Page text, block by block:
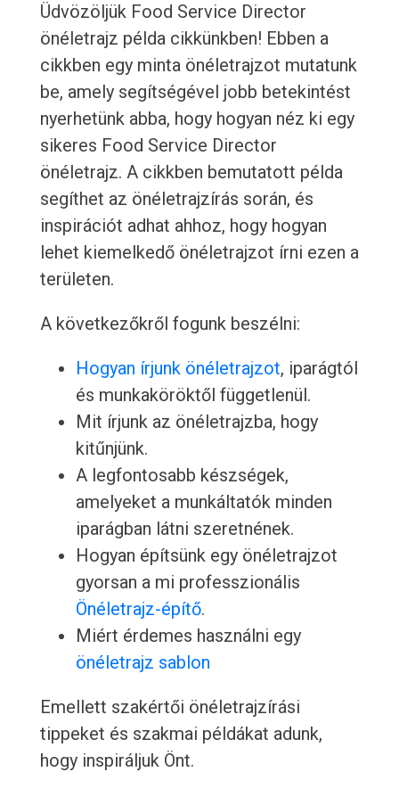
Üdvözöljük Food Service Director
önéletrajz példa cikkünkben! Ebben a
cikkben egy minta önéletrajzot mutatunk
be, amely segítségével jobb betekintést
nyerhetünk abba, hogy hogyan néz ki egy
sikeres Food Service Director
önéletrajz. A cikkben bemutatott példa
segíthet az önéletrajzírás során, és
inspirációt adhat ahhoz, hogy hogyan
lehet kiemelkedő önéletrajzot írni ezen a
területen.
A következőkről fogunk beszélni:
Hogyan írjunk önéletrajzot, iparágtól
és munkaköröktől függetlenül.
Mit írjunk az önéletrajzba, hogy
kitűnjünk.
A legfontosabb készségek,
amelyeket a munkáltatók minden
iparágban látni szeretnének.
Hogyan építsünk egy önéletrajzot
gyorsan a mi professzionális
Önéletrajz-építő.
Miért érdemes használni egy
önéletrajz sablon
Emellett szakértői önéletrajzírási
tippeket és szakmai példákat adunk,
hogy inspiráljuk Önt.